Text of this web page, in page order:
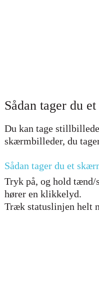
Sådan tager du
Du kan tage
skærmbilleder, du
Sådan tager du et
Tryk på, og hold tænd/
hører en klikkelyd.
Træk statuslinjen helt